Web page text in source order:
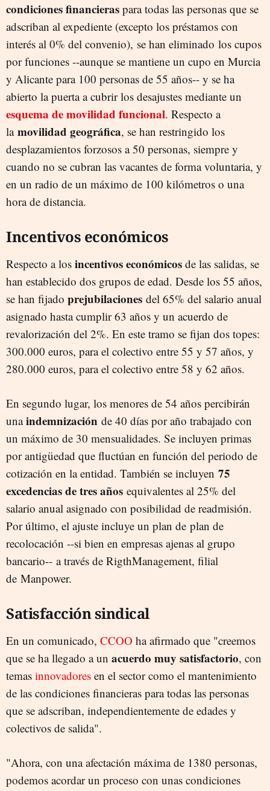
condiciones financieras para todas las personas que se
adscriban al expediente (excepto los préstamos con
interés al 0% del convenio), se han eliminado los cupos
por funciones --aunque se mantiene un cupo en Murcia
y Alicante para 100 personas de 55 años-- y se ha
abierto la puerta a cubrir los desajustes mediante un
esquema de movilidad funcional. Respecto a
la movilidad geográfica, se han restringido los
desplazamientos forzosos a 50 personas, siempre y
cuando no se cubran las vacantes de forma voluntaria, y
en un radio de un máximo de 100 kilómetros o una
hora de distancia.
Incentivos económicos
Respecto a los incentivoseconómicos de las salidas, se
han establecido dos grupos de edad. Desde los 55 años,
se han fijado prejubilaciones del 65% del salario anual
asignado hasta cumplir 63 años y un acuerdo de
revalorización del 2%. En este tramo se fijan dos topes:
300.000 euros, para el colectivo entre 55 y 57 años, y
280.000 euros, para el colectivo entre 58 y 62 años.
En segundo lugar, los menores de 54 años percibirán
unaindemnización de 40 días por año trabajado con
un máximo de 30 mensualidades. Se incluyen primas
por antigüedad que fluctúan en función del periodo de
cotización en la entidad. También se incluyen 75
excedencias de tres años equivalentes al 25% del
salario anual asignado con posibilidad de readmisión.
Por último, el ajuste incluye un plan de plan de
recolocación --si bien en empresas ajenas al grupo
bancario-- a través de RigthManagement, filial
de Manpower.
Satisfacción sindical
En un comunicado, CCOO ha afirmado que "creemos
que se ha llegado a un acuerdo muy satisfactorio, con
temas innovadores en el sector como el mantenimiento
de las condiciones financieras para todas las personas
que se adscriban, independientemente de edades y
colectivos de salida".
"Ahora, con una afectación máxima de 1380 personas,
podemos acordar un proceso con unas condiciones